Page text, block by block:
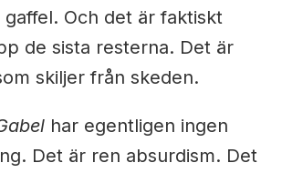
Och det är faktiskt
de sista resterna. Det är
skiljer från skeden.
har egentligen ingen
Det är ren absurdism. Det